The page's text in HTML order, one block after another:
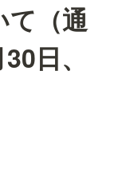
て（通
日、